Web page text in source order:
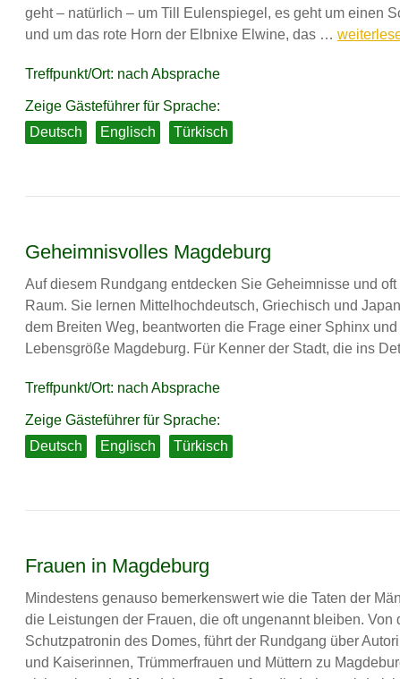
geht – natürlich – um Till Eulenspiegel, es geht um einen
und um das rote Horn der Elbnixe Elwine, das …
Treffpunkt/Ort: nach Absprache
Zeige Gästeführer für Sprache:
Deutsch
Englisch Türkisch
Geheimnisvolles Magdeburg
Auf diesem Rundgang entdecken Sie Geheimnisse und
Raum. Sie lernen Mittelhochdeutsch, Griechisch und
dem Breiten Weg, beantworten die Frage einer Sphinx
Lebensgröße Magdeburg. Für Kenner der Stadt, die ins
Treffpunkt/Ort: nach Absprache
Zeige Gästeführer für Sprache:
Deutsch
Englisch Türkisch
Frauen in Magdeburg
Mindestens genauso bemerkenswert wie die Taten der
die Leistungen der Frauen, die oft ungenannt bleiben. Von
Schutzpatronin des Domes, führt der Rundgang über
und Kaiserinnen, Trümmerfrauen und Müttern zu